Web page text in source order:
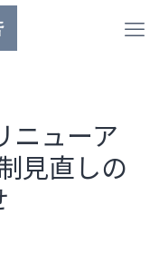
ニューア
見直しの